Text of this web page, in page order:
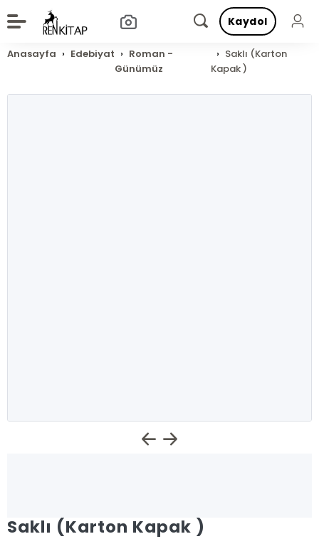
Kaydol
Anasayfa Edebiyat
Roman -
Günümüz
Saklı (Karton
Kapak )
Saklı (Karton Kapak )